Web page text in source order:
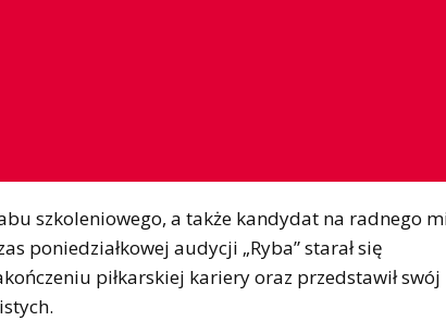
szkoleniowego, a także kandydat na radnego
poniedziałkowej audycji „Ryba” starał się
piłkarskiej kariery oraz przedstawił swój